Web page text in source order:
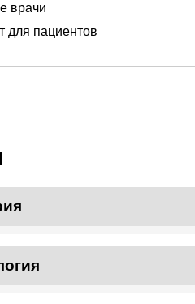
врачи
для пациентов